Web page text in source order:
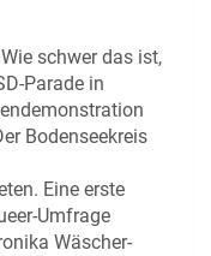
schwer das ist,
Parade in
Bodenseekreis
Eine erste
Umfrage
Wäscher-